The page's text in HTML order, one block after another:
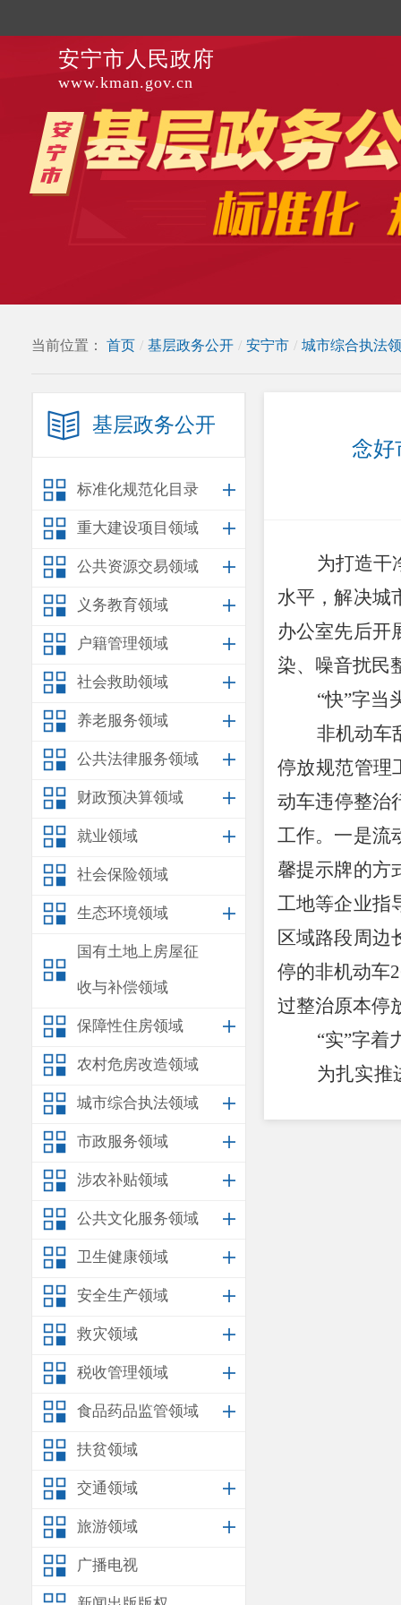
安宁市人民政府
www.kman.gov.cn
当前位置： 首页 / 基层政务公开 / 安宁市 / 城市综合执法
基层政务公开
标准化规范化目录
重大建设项目领域
公共资源交易领域
义务教育领域
户籍管理领域
社会救助领域
养老服务领域
公共法律服务领域
财政预决算领域
就业领域
社会保险领域
生态环境领域
国有土地上房屋征
收与补偿领域
保障性住房领域
农村危房改造领域
城市综合执法领域
市政服务领域
涉农补贴领域
公共文化服务领域
卫生健康领域
安全生产领域
救灾领域
税收管理领域
食品药品监管领域
扶贫领域
交通领域
旅游领域
广播电视
念好
为打造干
水平，解决城
办公室先后开
染、噪音扰民
“快”字当
非机动车
停放规范管理
动车违停整治
工作。一是流
馨提示牌的方
工地等企业指
区域路段周边
停的非机动车
过整治原本停
“实”字着
为扎实推